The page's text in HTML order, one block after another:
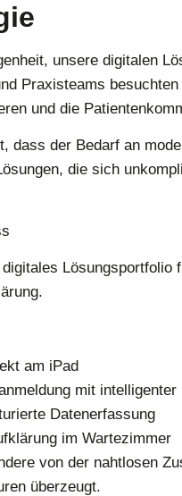
unsere digitalen
Praxisteams
und die
dass der Bedarf an
die sich
am iPad
mit intelligenter
Datenerfassung
im Wartezimmer
von der nahtlosen
überzeugt.